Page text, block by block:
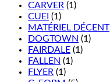
CARVER (1)
CUEI (1)
MATÉRIEL DÉCENT
DOGTOWN (1)
FAIRDALE (1)
FALLEN (1)
FLYER (1)